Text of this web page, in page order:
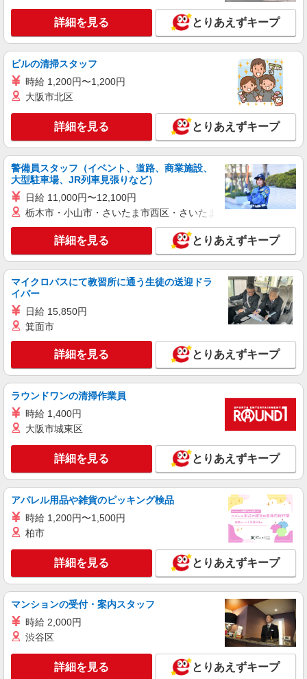
株式会社日本ワークプレイス関西/52
円×20日＝25万6,000円 残業が月に10時間あった場
合、上記に残業代をプラスして ＼＼合計27万円以
キープ 詳細を見る
派遣社員
株式会社グランド
フォークリフトで入出庫
<時給>1,470円 月収例：214,990円 （実働
給あり。兵庫県伊丹市森本1丁目 ＊変更の範囲：入社時
より変動なし
キープ 詳細を見る
詳細を見る とりあえずキープ
ビルの清掃スタッフ
時給 1,200円〜1,200円
大阪市北区
詳細を見る とりあえずキープ
警備員スタッフ（イベント、道路、商業施設、
大型駐車場、JR列車見張りなど）
日給 11,000円〜12,100円
栃木市・小山市・さいたま市西区・さいたま市岩槻区・久喜市・
詳細を見る とりあえずキープ
マイクロバスにて教習所に通う生徒の送迎ドラ
イバー
日給 15,850円
箕面市
詳細を見る とりあえずキープ
ラウンドワンの清掃作業員
時給 1,400円
大阪市城東区
詳細を見る とりあえずキープ
アパレル用品や雑貨のピッキング検品
時給 1,200円〜1,500円
柏市
詳細を見る とりあえずキープ
マンションの受付・案内スタッフ
時給 2,000円
渋谷区
詳細を見る とりあえずキープ